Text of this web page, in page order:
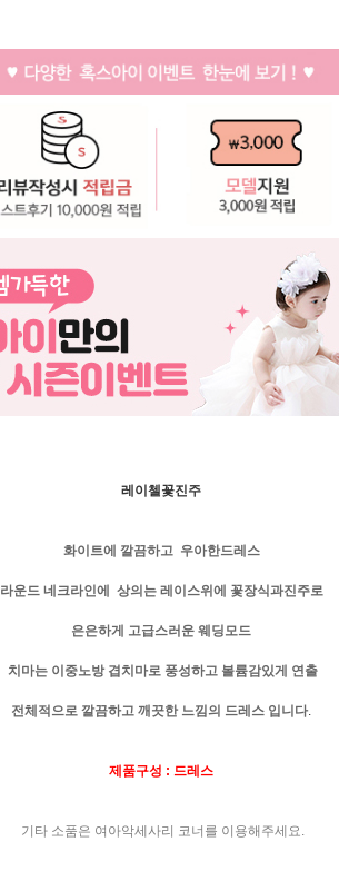
레이첼꽃진주
화이트에 깔끔하고 우아한드레스
라운드 네크라인에 상의는 레이스위에 꽃장식과진주로
은은하게 고급스러운 웨딩모드
치마는 이중노방 겹치마로 풍성하고 볼륨감있게 연출
전체적으로 깔끔하고 깨끗한 느낌의 드레스 입니다.
제품구성 : 드레스
기타 소품은 여아악세사리 코너를 이용해주세요.